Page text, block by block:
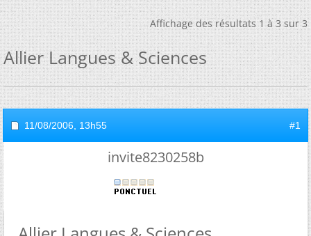
Affichage des résultats 1 à 3 sur 3
Allier Langues & Sciences
11/08/2006, 13h55 #1
invite8230258b